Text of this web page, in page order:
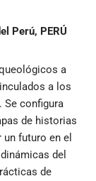
Perú, PERÚ
a
a los
Se configura
de historias
futuro en el
del
de